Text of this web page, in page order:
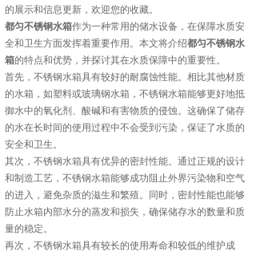
的展示和信息更新，欢迎您的收藏。
都匀不锈钢水箱作为一种常用的储水设备，在保障水质安
全和卫生方面发挥着重要作用。本文将介绍都匀不锈钢水
箱的特点和优势，并探讨其在水质保障中的重要性。
首先，不锈钢水箱具有较好的耐腐蚀性能。相比其他材质
的水箱，如塑料或玻璃钢水箱，不锈钢水箱能够更好地抵
御水中的氧化剂、酸碱和有害物质的侵蚀。这确保了储存
的水在长时间的使用过程中不会受到污染，保证了水质的
安全和卫生。
其次，不锈钢水箱具有优异的密封性能。通过正规的设计
和制造工艺，不锈钢水箱能够成功阻止外界污染物和空气
的进入，避免杂质的滋生和繁殖。同时，密封性能也能够
防止水箱内部水分的蒸发和损失，确保储存水的数量和质
量的稳定。
再次，不锈钢水箱具有较长的使用寿命和较低的维护成